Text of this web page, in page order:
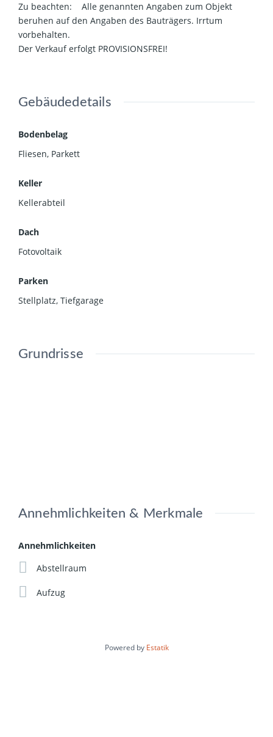
Zu beachten: Alle genannten Angaben zum Objekt
beruhen auf den Angaben des Bauträgers. Irrtum
vorbehalten.
Der Verkauf erfolgt PROVISIONSFREI!
Gebäudedetails
Bodenbelag
Fliesen, Parkett
Keller
Kellerabteil
Dach
Fotovoltaik
Parken
Stellplatz, Tiefgarage
Grundrisse
Annehmlichkeiten & Merkmale
Annehmlichkeiten
Abstellraum
Aufzug
Powered by Estatik